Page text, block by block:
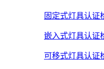
固定式灯具认证
嵌入式灯具认证
可移式灯具认证